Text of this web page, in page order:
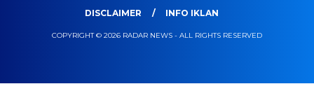
DISCLAIMER
INFO IKLAN
COPYRIGHT © 2026 RADAR NEWS - ALL RIGHTS RESERVED